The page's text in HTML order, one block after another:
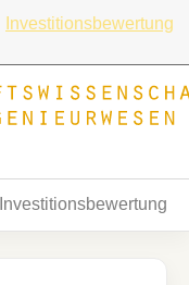
Investitionsbewertung
Investitionsbewertung